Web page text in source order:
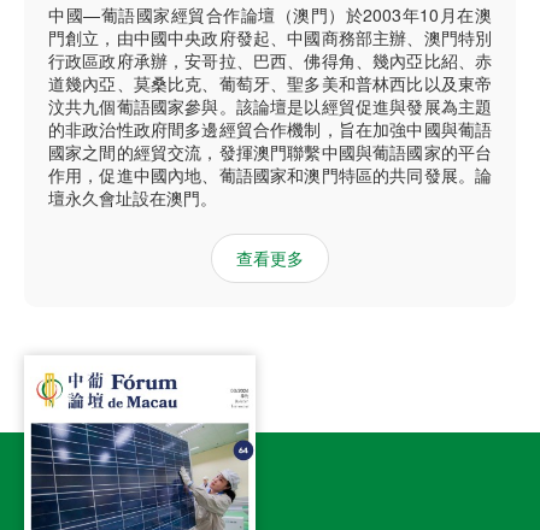
中國—葡語國家經貿合作論壇（澳門）於2003年10月在澳
門創立，由中國中央政府發起、中國商務部主辦、澳門特別
行政區政府承辦，安哥拉、巴西、佛得角、幾內亞比紹、赤
道幾內亞、莫桑比克、葡萄牙、聖多美和普林西比以及東帝
汶共九個葡語國家參與。該論壇是以經貿促進與發展為主題
的非政治性政府間多邊經貿合作機制，旨在加強中國與葡語
國家之間的經貿交流，發揮澳門聯繫中國與葡語國家的平台
作用，促進中國內地、葡語國家和澳門特區的共同發展。論
壇永久會址設在澳門。
查看更多